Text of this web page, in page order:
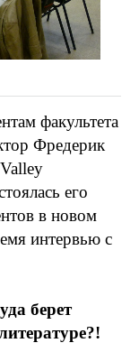
факультета
Фредерик
его
в новом
интервью с
берет